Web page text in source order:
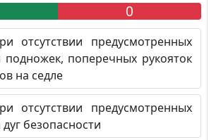
0
отсутствии предусмотренных
подножек, поперечных рукояток
на седле
отсутствии предусмотренных
безопасности